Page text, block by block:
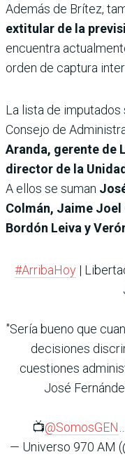
Además de Brítez,
extitular de la
encuentra
orden de captura
La lista de imputados
Consejo de
Aranda, gerente de
director de la
A ellos se suman
Colmán, Jaime Joel
Bordón Leiva y
#ArribaHoy|
"Sería bueno que
decisiones
cuestiones
José
📺@SomosGEN
— Universo 970 AM